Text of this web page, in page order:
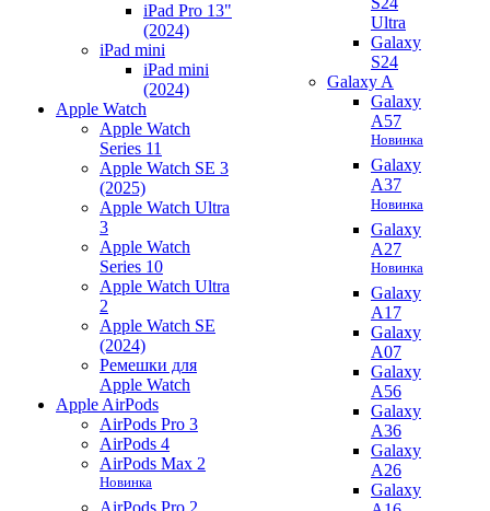
iPad Pro 13"
(2024)
iPad mini
iPad mini
(2024)
Apple Watch
Apple Watch
Series 11
Apple Watch SE 3
(2025)
Apple Watch Ultra
3
Apple Watch
Series 10
Apple Watch Ultra
2
Apple Watch SE
(2024)
Ремешки для
Apple Watch
Apple AirPods
AirPods Pro 3
AirPods 4
AirPods Max 2
Новинка
AirPods Pro 2
Ultra
Galaxy
S24
Galaxy A
Galaxy
A57
Новинка
Galaxy
A37
Новинка
Galaxy
A27
Новинка
Galaxy
A17
Galaxy
A07
Galaxy
A56
Galaxy
A36
Galaxy
A26
Galaxy